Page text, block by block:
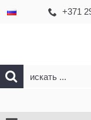
+371